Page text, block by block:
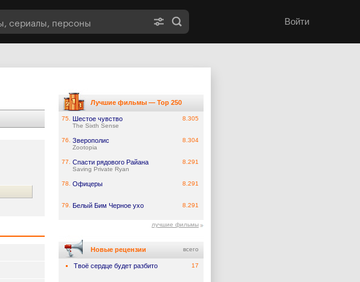
Войти
Лучшие фильмы — Top 250
75. Шестое чувство
The Sixth Sense
8.305
76. Зверополис
Zootopia
8.304
77. Спасти рядового Райана
Saving Private Ryan
8.291
78. Офицеры 8.291
79. Белый Бим Черное ухо 8.291
лучшие фильмы
Новые рецензии всего
Твоё сердце будет разбито 17